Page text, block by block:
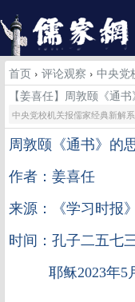
首页 › 评论观察 › 中央党
【姜喜任】周敦颐《通
中央党校机关报儒家经典新解
周敦颐《通书》的
作者：姜喜任
来源：《学习时报》
时间：孔子二五七
耶稣2023年5